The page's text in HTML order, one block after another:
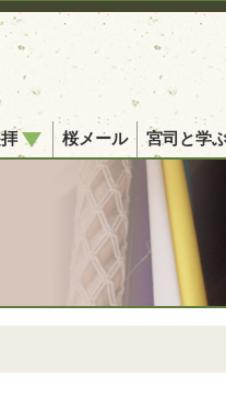
桜メール 宮司と学